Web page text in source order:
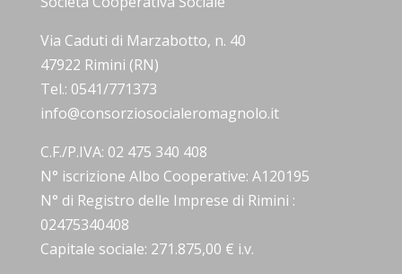
Via Caduti di Marzabotto, n. 40
47922 Rimini (RN)
Tel.: 0541/771373
info@consorziosocialeromagnolo.it
C.F./P.IVA: 02 475 340 408
N° iscrizione Albo Cooperative: A120195
N° di Registro delle Imprese di Rimini :
02475340408
Capitale sociale: 271.875,00 € i.v.